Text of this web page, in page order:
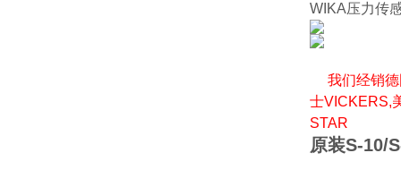
WIKA压力传
我们经销德
士VICKERS,
STAR
原装S-10/